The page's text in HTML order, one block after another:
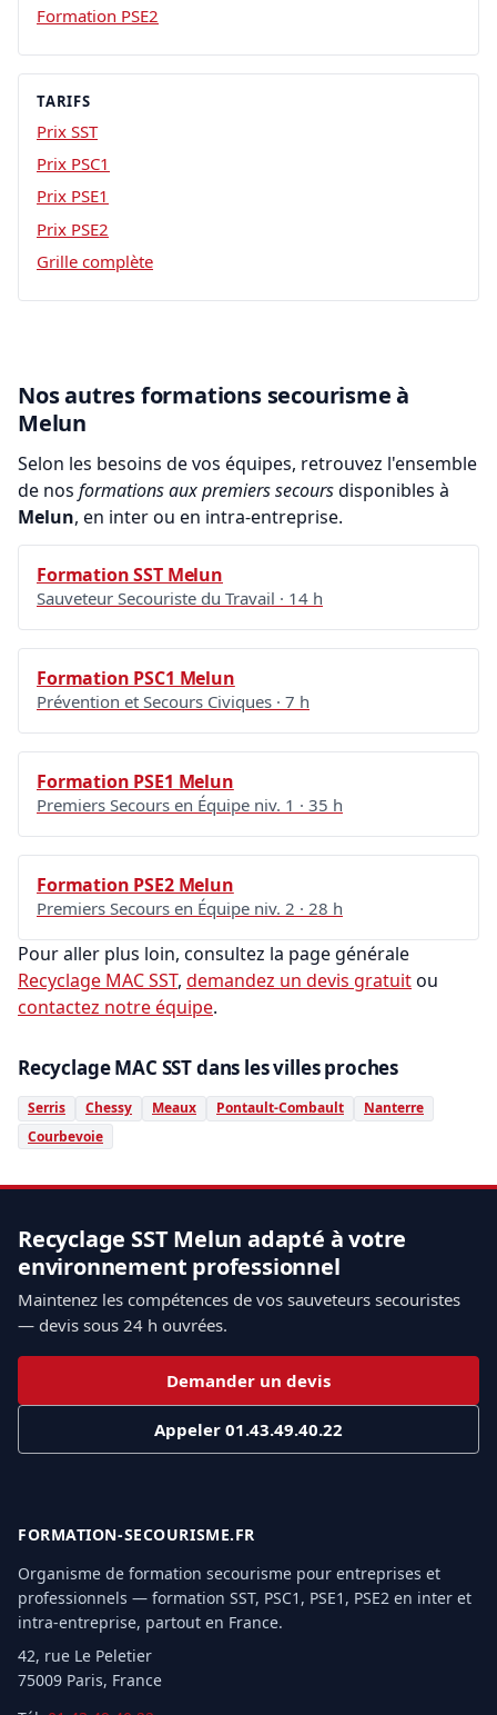
Formation PSE2
TARIFS
Prix SST
Prix PSC1
Prix PSE1
Prix PSE2
Grille complète
Nos autres formations secourisme à
Melun
Selon les besoins de vos équipes, retrouvez l'ensemble
de nos formations aux premiers secoursdisponibles à
Melun, en inter ou en intra-entreprise.
Formation SST Melun
Sauveteur Secouriste du Travail · 14 h
Formation PSC1 Melun
Prévention et Secours Civiques · 7 h
Formation PSE1 Melun
Premiers Secours en Équipe niv. 1 · 35 h
Formation PSE2 Melun
Premiers Secours en Équipe niv. 2 · 28 h
Pour aller plus loin, consultez la page générale
Recyclage MAC SST, demandez un devis gratuitou
contactez notre équipe.
Recyclage MAC SST dans les villes proches
Serris Chessy Meaux Pontault-Combault
Nanterre
Courbevoie
Recyclage SST Melun adapté à votre
environnement professionnel
Maintenez les compétences de vos sauveteurs secouristes
— devis sous 24 h ouvrées.
Demander un devis
Appeler 01.43.49.40.22
FORMATION-SECOURISME.FR
Organisme de formation secourisme pour entreprises et
professionnels — formation SST, PSC1, PSE1, PSE2 en inter et
intra-entreprise, partout en France.
42, rue Le Peletier
75009 Paris, France